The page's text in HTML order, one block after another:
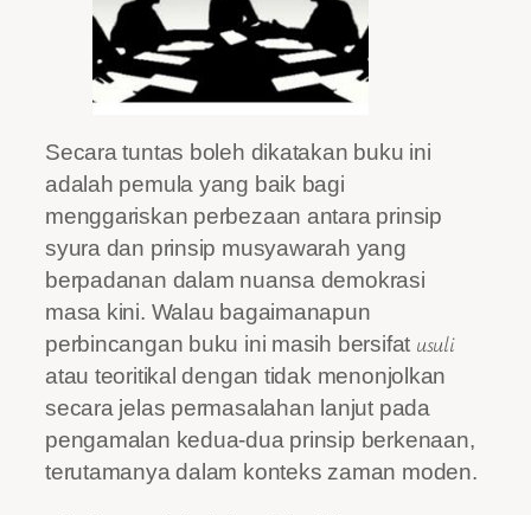
Secara tuntas boleh dikatakan buku ini
adalah pemula yang baik bagi
menggariskan perbezaan antara prinsip
syura dan prinsip musyawarah yang
berpadanan dalam nuansa demokrasi
masa kini. Walau bagaimanapun
perbincangan buku ini masih bersifat usuli
atau teoritikal dengan tidak menonjolkan
secara jelas permasalahan lanjut pada
pengamalan kedua-dua prinsip berkenaan,
terutamanya dalam konteks zaman moden.